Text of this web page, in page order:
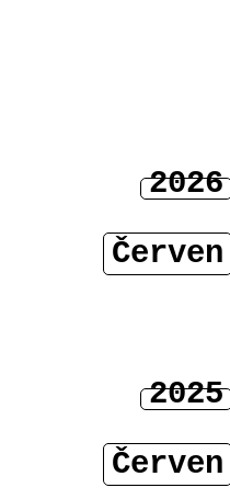
2026
Červen
2025
Červen